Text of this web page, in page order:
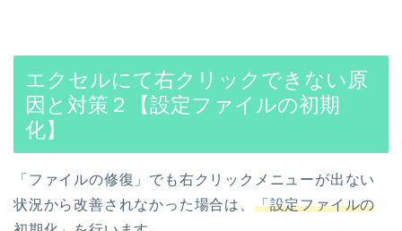
エクセルにて右クリックできない原
因と対策２【設定ファイルの初期
化】
「ファイルの修復」でも右クリックメニューが出ない
状況から改善されなかった場合は、 「設定ファイルの